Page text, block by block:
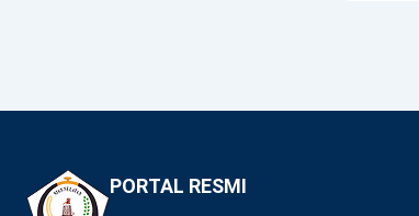
PORTAL RESMI